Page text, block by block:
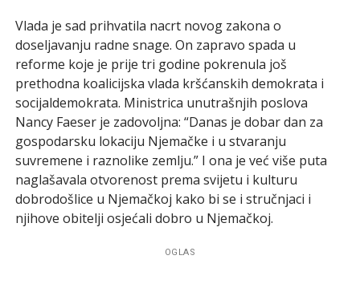
Vlada je sad prihvatila nacrt novog zakona o
doseljavanju radne snage. On zapravo spada u
reforme koje je prije tri godine pokrenula još
prethodna koalicijska vlada kršćanskih demokrata i
socijaldemokrata. Ministrica unutrašnjih poslova
Nancy Faeser je zadovoljna: “Danas je dobar dan za
gospodarsku lokaciju Njemačke i u stvaranju
suvremene i raznolike zemlju.” I ona je već više puta
naglašavala otvorenost prema svijetu i kulturu
dobrodošlice u Njemačkoj kako bi se i stručnjaci i
njihove obitelji osjećali dobro u Njemačkoj.
OGLAS